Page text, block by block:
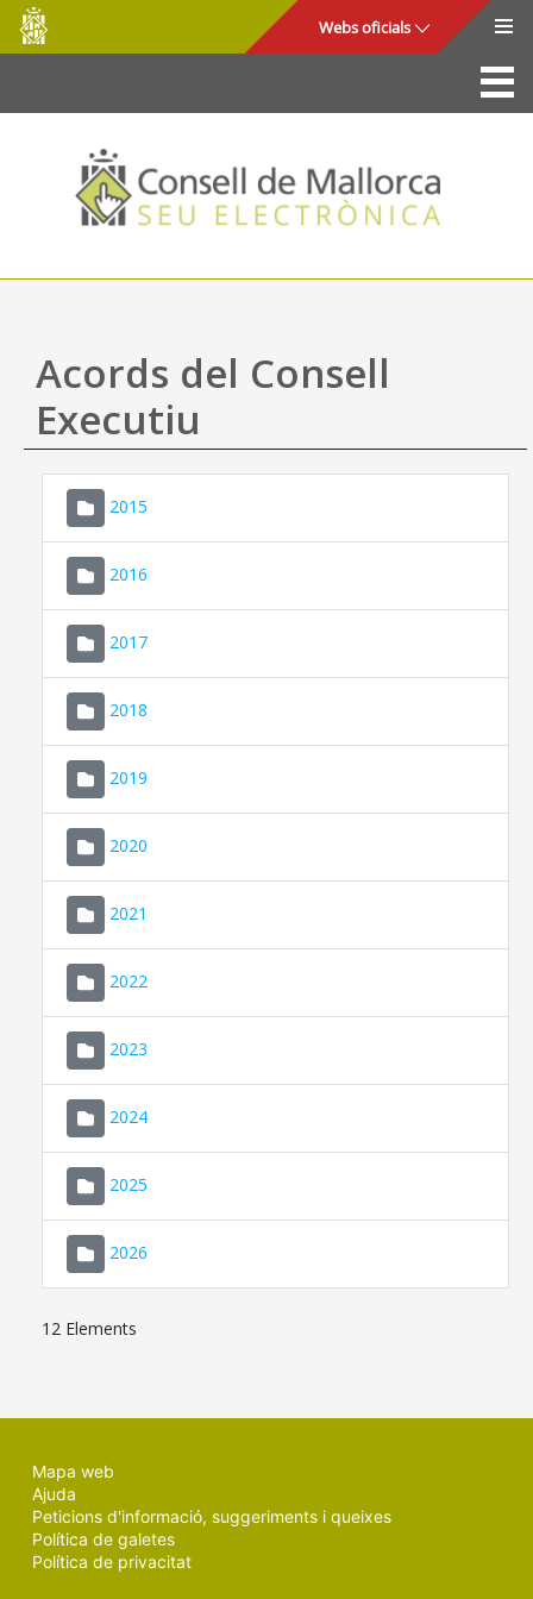
Salta al contingut principal
Consell
de
Mallorca
Webs oficials
La Seu
Consell de Mallorca
Accés i seguretat
Utilitats
Ajuda
Acords del Consell
Executiu
2015
2016
2017
2018
2019
2020
2021
2022
2023
2024
2025
2026
12 Elements
Mapa web
Ajuda
Peticions d'informació, suggeriments i queixes
Política de galetes
Política de privacitat